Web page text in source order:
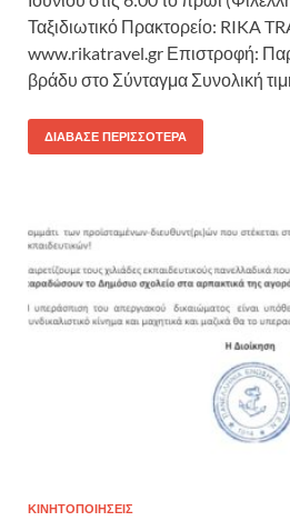
Ταξιδιωτικό Πρακτορείο: RIKA
www.rikatravel.gr Επιστροφή:
βράδυ στο Σύνταγμα Συνολική
ΔΙΆΒΑΣΕ ΠΕΡΙΣΣΌΤΕΡΑ
ΚΙΝΗΤΟΠΟΙΗΣΕΙΣ